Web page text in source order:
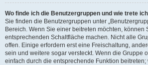
Wo finde ich die Benutzergruppen und wie trete
Sie finden die Benutzergruppen unter
Bereich. Wenn Sie einer beitreten möchten, können
entsprechenden Schaltfläche machen. Nicht alle
offen. Einige erfordern erst eine Freischaltung,
sein und weitere sogar versteckt. Wenn die Gruppe
einfach durch die entsprechende Funktion